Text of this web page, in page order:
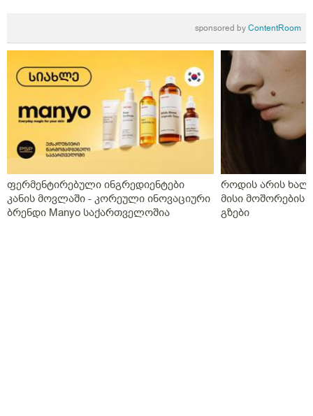
sponsored byContentRoom
ფერმენტირებული ინგრედიენტები
კანის მოვლაში - კორეული ინოვაციური
ბრენდი Manyo საქართველოშია
როდის არის
მისი მოშორების
გზები